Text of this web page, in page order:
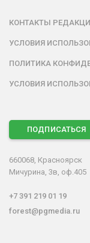
КОНТАКТЫ
УСЛОВИЯ
ПОЛИТИКА
УСЛОВИЯ
ПОДПИСАТЬСЯ
660068, Красноярск
Мичурина, 3в, оф.405
+7 391 219 01 19
forest@pgmedia.ru